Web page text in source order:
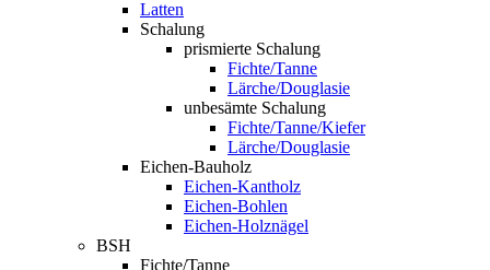
Latten
Schalung
prismierte Schalung
Fichte/Tanne
Lärche/Douglasie
unbesämte Schalung
Fichte/Tanne/Kiefer
Lärche/Douglasie
Eichen-Bauholz
Eichen-Kantholz
Eichen-Bohlen
Eichen-Holznägel
BSH
Fichte/Tanne